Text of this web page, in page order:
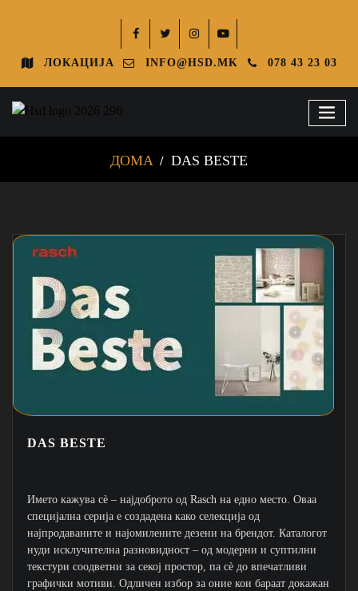
ЛОКАЦИЈА INFO@HSD.MK 078 43 23 03
ДОМА DAS BESTE
DAS BESTE
Името кажува сè – најдоброто од Rasch на едно место. Оваа
специјална серија е создадена како селекција од
најпродаваните и најомилените дезени на брендот. Каталогот
нуди исклучителна разновидност – од модерни и суптилни
текстури соодветни за секој простор, па сè до впечатливи
графички мотиви. Одличен избор за оние кои бараат докажан